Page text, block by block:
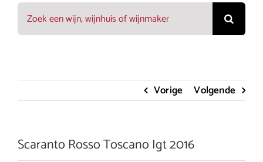
Rood
Mousserend
Zoeken
naar:
Vorige Volgende
Scaranto Rosso Toscano Igt 2016